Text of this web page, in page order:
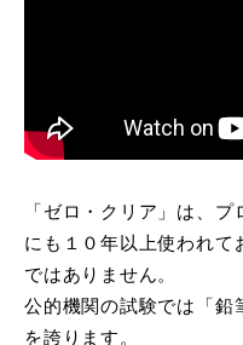
「ゼロ・クリア」は、
にも１０年以上使われて
ではありません。
公的機関の試験では「鉛
を誇ります。